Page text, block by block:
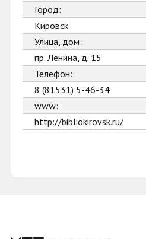
Город:
Кировск
Улица, дом:
пр. Ленина, д. 15
Телефон:
8 (81531) 5-46-34
www:
http://bibliokirovsk.ru/